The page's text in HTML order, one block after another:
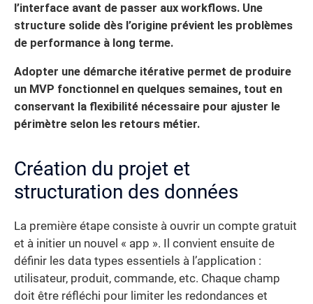
l’interface avant de passer aux workflows. Une
structure solide dès l’origine prévient les problèmes
de performance à long terme.
Adopter une démarche itérative permet de produire
un MVP fonctionnel en quelques semaines, tout en
conservant la flexibilité nécessaire pour ajuster le
périmètre selon les retours métier.
Création du projet et
structuration des données
La première étape consiste à ouvrir un compte gratuit
et à initier un nouvel « app ». Il convient ensuite de
définir les data types essentiels à l’application :
utilisateur, produit, commande, etc. Chaque champ
doit être réfléchi pour limiter les redondances et